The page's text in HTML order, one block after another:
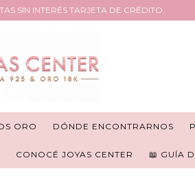
SIN INTERÉS TARJETA DE CRÉDITO.
ORO DÓNDE ENCONTRARNOS
CONOCÉ JOYAS CENTER 📖 GUÍA